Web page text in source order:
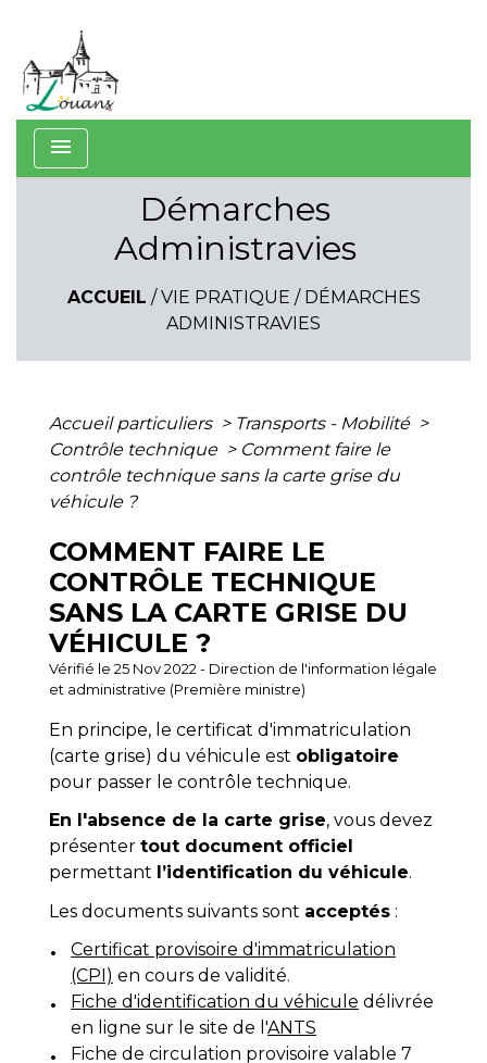
menu
Démarches
Administravies
ACCUEIL / VIE PRATIQUE / DÉMARCHES
ADMINISTRAVIES
Accueil particuliers > Transports - Mobilité >
Contrôle technique > Comment faire le
contrôle technique sans la carte grise du
véhicule ?
COMMENT FAIRE LE
CONTRÔLE TECHNIQUE
SANS LA CARTE GRISE DU
VÉHICULE ?
Vérifié le 25 Nov 2022 - Direction de l'information légale
et administrative (Première ministre)
En principe, le certificat d'immatriculation
(carte grise) du véhicule est obligatoire
pour passer le contrôle technique.
En l'absence de la carte grise, vous devez
présenter tout document officiel
permettant l’identification du véhicule.
Les documents suivants sont acceptés :
Certificat provisoire d'immatriculation
(CPI) en cours de validité.
Fiche d'identification du véhicule délivrée
en ligne sur le site de l'ANTS
Fiche de circulation provisoire valable 7